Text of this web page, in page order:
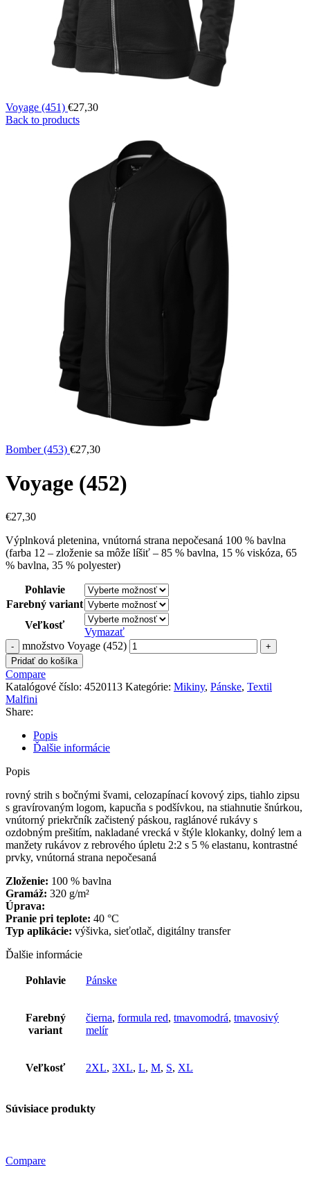
Voyage (451) €27,30
Back to products
Bomber (453) €27,30
Voyage (452)
€27,30
Výplnková pletenina, vnútorná strana nepočesaná 100 % bavlna
(farba 12 – zloženie sa môže líšiť – 85 % bavlna, 15 % viskóza, 65
% bavlna, 35 % polyester)
Pohlavie
Farebný variant
Veľkosť
Vymazať
množstvo Voyage (452)
Pridať do košíka
Compare
Katalógové číslo: 4520113 Kategórie: Mikiny, Pánske, Textil
Malfini
Share:
Popis
Ďalšie informácie
Popis
rovný strih s bočnými švami, celozapínací kovový zips, tiahlo zipsu
s gravírovaným logom, kapucňa s podšívkou, na stiahnutie šnúrkou,
vnútorný priekrčník začistený páskou, raglánové rukávy s
ozdobným prešitím, nakladané vrecká v štýle klokanky, dolný lem a
manžety rukávov z rebrového úpletu 2:2 s 5 % elastanu, kontrastné
prvky, vnútorná strana nepočesaná
Zloženie: 100 % bavlna
Gramáž: 320 g/m²
Úprava:
Pranie pri teplote: 40 °C
Typ aplikácie: výšivka, sieťotlač, digitálny transfer
Ďalšie informácie
Pohlavie Pánske
Farebný
variant
čierna, formula red, tmavomodrá, tmavosivý
melír
Veľkosť 2XL, 3XL, L, M, S, XL
Súvisiace produkty
Compare